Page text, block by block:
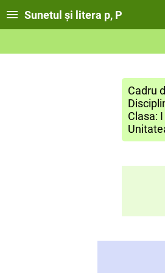
Sunetul și litera p, P
Cadru
Clasa: I